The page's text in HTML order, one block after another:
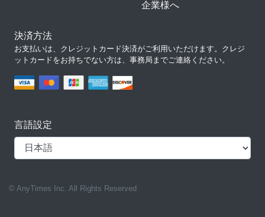
企業様へ
決済方法
お支払いは、クレジットカード決済がご利用いただけます。クレジ
ットカードをお持ちでない方は、事務局までご連絡ください。
言語設定
© AnyTimes Inc. All Rights Reserved